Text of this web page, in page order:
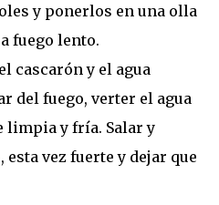
y ponerlos en una olla
fuego lento.
cascarón y el agua
del fuego, verter el agua
limpia y fría. Salar y
vez fuerte y dejar que